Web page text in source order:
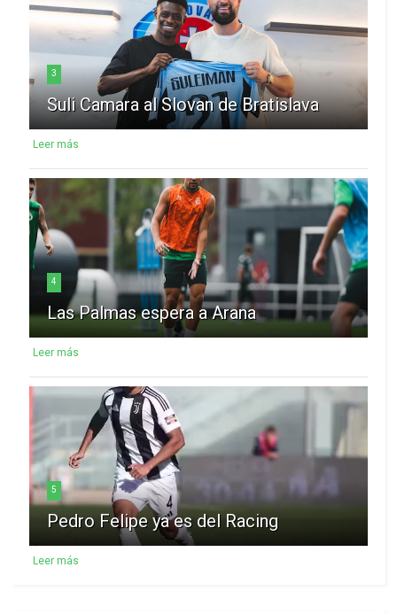
3
Suli Camara al Slovan de Bratislava
Leer más
4
Las Palmas espera a Arana
Leer más
5
Pedro Felipe ya es del Racing
Leer más